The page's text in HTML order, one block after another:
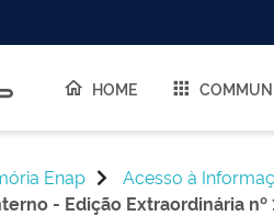
HOME
Enap Acesso à
- Edição Extraordinária nº